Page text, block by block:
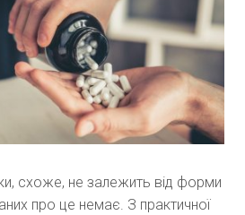
схоже, не залежить від форми
про це немає. З практичної